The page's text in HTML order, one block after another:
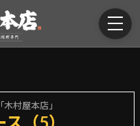
村屋本店」